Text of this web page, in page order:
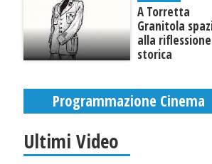
​A Torretta
Granitola
alla riflessione
storica
Programmazione Cinema
Ultimi Video